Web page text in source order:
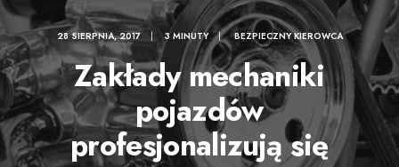
28 SIERPNIA, 2017 | 3 MINUTY | BEZPIECZNY KIEROWCA
Zakłady mechaniki
pojazdów
profesjonalizują się